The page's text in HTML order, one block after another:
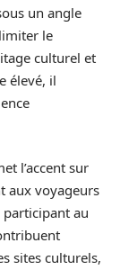
un angle
le
culturel et
élevé, il
l’accent sur
aux voyageurs
au
sites culturels,